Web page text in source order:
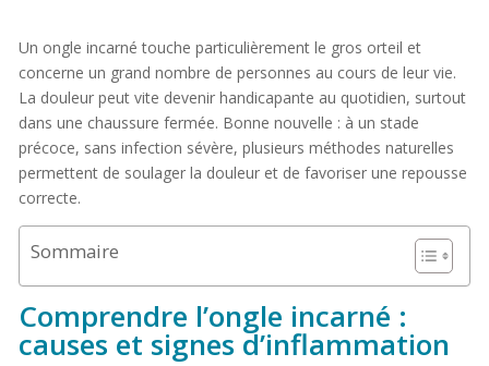
Un ongle incarné touche particulièrement le gros orteil et
concerne un grand nombre de personnes au cours de leur vie.
La douleur peut vite devenir handicapante au quotidien, surtout
dans une chaussure fermée. Bonne nouvelle : à un stade
précoce, sans infection sévère, plusieurs méthodes naturelles
permettent de soulager la douleur et de favoriser une repousse
correcte.
Sommaire
Comprendre l’ongle incarné :
causes et signes d’inflammation